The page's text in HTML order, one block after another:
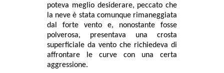
poteva meglio desiderare, peccato che
la neve è stata comunque rimaneggiata
dal forte vento e, nonostante fosse
polverosa, presentava una crosta
superficiale da vento che richiedeva di
affrontare le curve con una certa
aggressione.